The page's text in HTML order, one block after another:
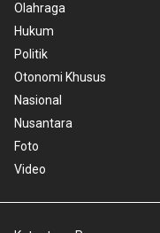
Olahraga
Hukum
Politik
Otonomi Khusus
Nasional
Nusantara
Foto
Video